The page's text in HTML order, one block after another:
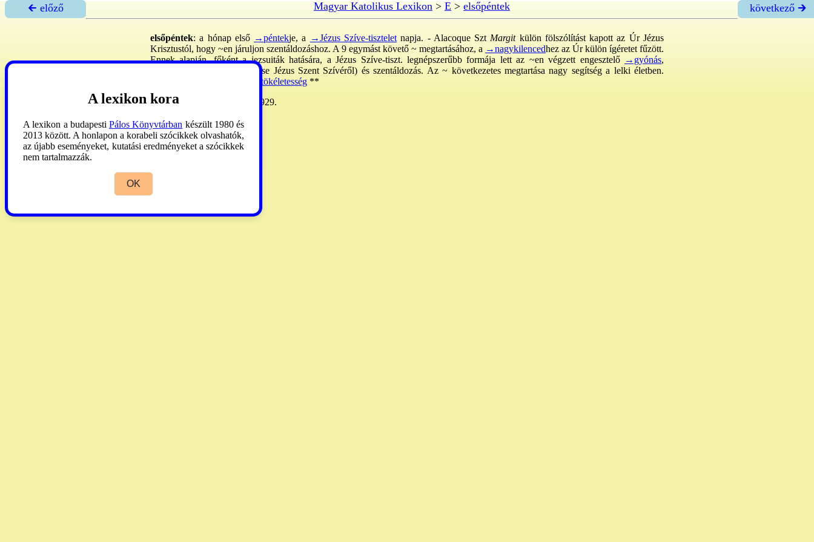
🡰 előző Magyar Katolikus Lexikon> E > elsőpéntek következő 🡲
elsőpéntek: a hónap első →péntekje, a →Jézus Szíve-tiszteletnapja. - Alacoque Szt Margitkülön fölszólítást kapott az Úr Jézus
Krisztustól, hogy ~en járuljon szentáldozáshoz. A 9 egymást követő ~ megtartásához, a →nagykilencedhez az Úr külön ígéretet fűzött.
Ennek alapján, főként a jezsuiták hatására, a Jézus Szíve-tiszt. legnépszerűbb formája lett az ~en végzett engesztelő →gyónás,
szentmise (szövege votív mise Jézus Szent Szívéről) és szentáldozás. Az ~ következetes megtartása nagy segítség a lelki életben.
→tökéletesség **
~i imakv-em.
Rákospalota, 1929.
A lexikon kora
A lexikon a budapesti Pálos Könyvtárban készült 1980 és
2013 között. A honlapon a korabeli szócikkek olvashatók,
az újabb eseményeket, kutatási eredményeket a szócikkek
nem tartalmazzák.
OK